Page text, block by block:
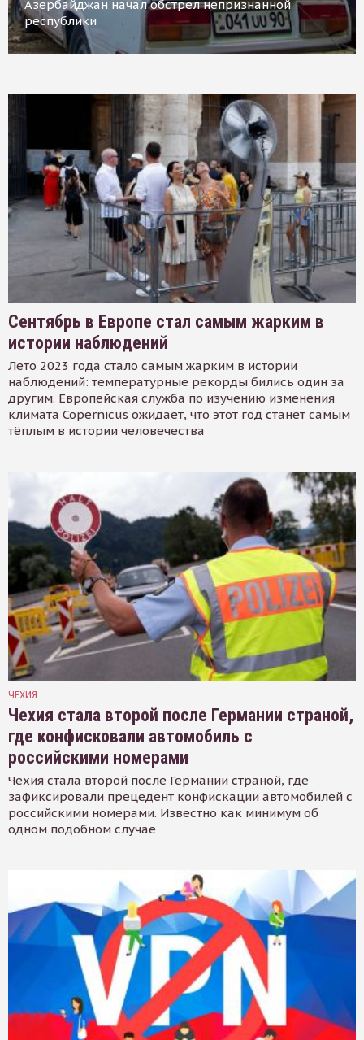
Азербайджан начал обстрел непризнанной
республики
Сентябрь в Европе стал самым жарким в
истории наблюдений
Лето 2023 года стало самым жарким в истории
наблюдений: температурные рекорды бились один за
другим. Европейская служба по изучению изменения
климата Copernicus ожидает, что этот год станет самым
тёплым в истории человечества
ЧЕХИЯ
Чехия стала второй после Германии страной,
где конфисковали автомобиль с
российскими номерами
Чехия стала второй после Германии страной, где
зафиксировали прецедент конфискации автомобилей с
российскими номерами. Известно как минимум об
одном подобном случае